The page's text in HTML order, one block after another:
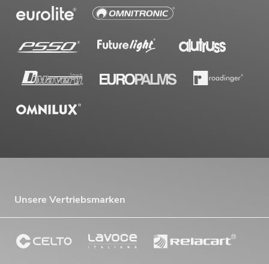
Unsere Vertriebsmarken